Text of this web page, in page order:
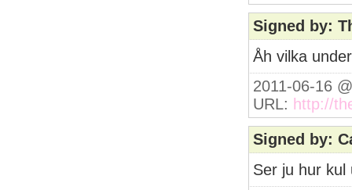
Signed by:
Åh vilka
2011-06-16
URL: http://
Signed by:
Ser ju hur kul